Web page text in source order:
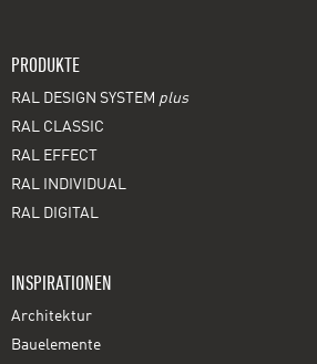
PRODUKTE
RAL DESIGN SYSTEM plus
RAL CLASSIC
RAL EFFECT
RAL INDIVIDUAL
RAL DIGITAL
INSPIRATIONEN
Architektur
Bauelemente